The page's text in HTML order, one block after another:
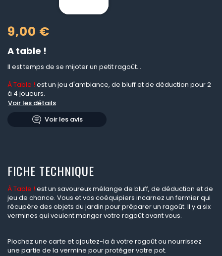
9,00 €
A table !
Il est temps de se mijoter un petit ragoût...
À Table ! est un jeu d'ambiance, de bluff et de déduction pour 2
à 4 joueurs.
Voir les détails
Voir les avis
FICHE TECHNIQUE
À Table ! est un savoureux mélange de bluff, de déduction et de
jeu de chance. Vous et vos coéquipiers incarnez un fermier qui
récupère des objets du jardin pour préparer un ragoût. Il y a six
vermines qui veulent manger votre ragoût avant vous.
Piochez une carte et ajoutez-la à votre ragoût ou nourrissez
une partie de la vermine pour protéger votre pot.